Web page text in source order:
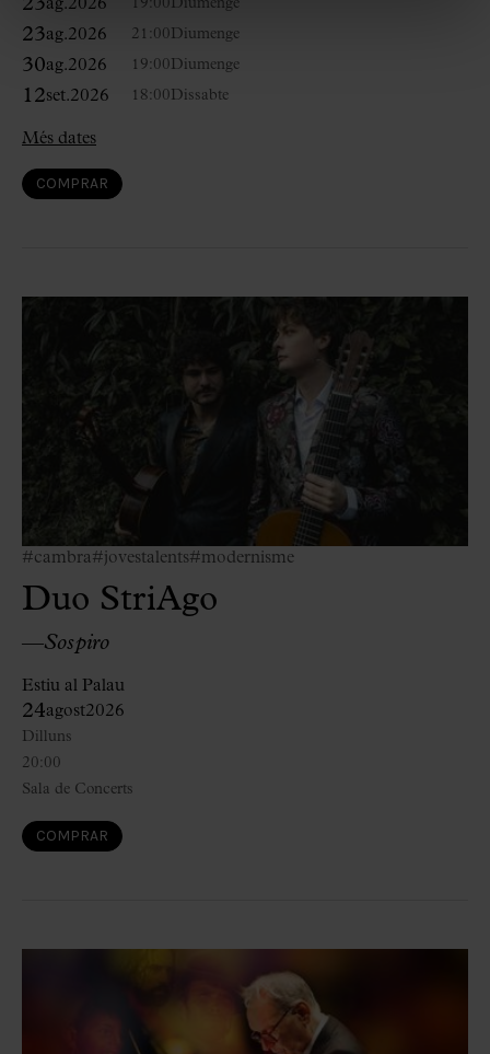
23ag.2026 19:00Diumenge
23ag.2026 21:00Diumenge
30ag.2026 19:00Diumenge
12set.2026 18:00Dissabte
Més dates
COMPRAR
#cambra#jovestalents#modernisme
Duo StriAgo
—Sospiro
Estiu al Palau
24agost2026
20:00
Dilluns
Sala de Concerts
COMPRAR